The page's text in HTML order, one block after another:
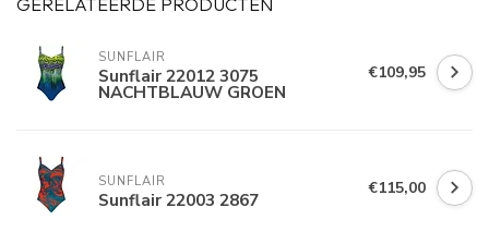
SUNFLAIR
Sunflair 22012 3075
NACHTBLAUW GROEN
€109,95
SUNFLAIR
Sunflair 22003 2867 €115,00